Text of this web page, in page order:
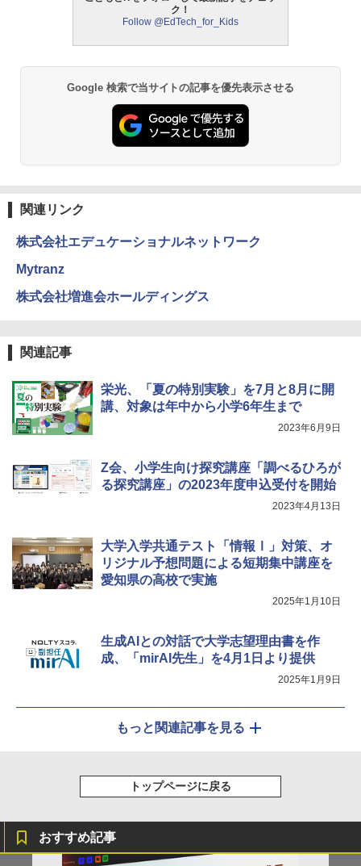
￥1,980
物理実験モデル楽器電磁気教材を教える
Galtonplatteの物理的な機器
ホリデープロジェクト、ギフトイベン
5 Fernrohr:実験用キャビネット
ク！
Follow @EdTech_for_Kids
Google 検索で当サイトの記事を優先表示させる
関連リンク
株式会社エデュケーショナルネットワーク
Mytranz
株式会社増進会ホールディングス
関連記事
栄光、「夏の特別実験」を7月と8月に開
講、対象は年中から小学6年生まで
2023年6月9日
Z会、小学生向け探究講座「調べるひろが
る探究講座」の2023年度申込受付を開始
2023年4月13日
大学入学共通テスト「情報Ⅰ」対策、オ
リジナル予想問題による短期集中講座を
愛知県の高校で実施
2025年1月10日
生成AIとの対話で大学志望理由書を作
成、「mirAI先生」を4月1日より提供
2025年1月9日
もっと関連記事を見る
トップページに戻る
おすすめ記事